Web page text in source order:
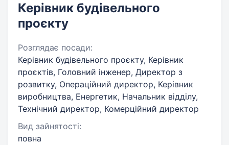
Керівник будівельного
проєкту
Розглядає посади:
Керівник будівельного проєкту, Керівник
проєктів, Головний інженер, Директор з
розвитку, Операційний директор, Керівник
виробництва, Енергетик, Начальник відділу,
Технічний директор, Комерційний директор
Вид зайнятості:
повна